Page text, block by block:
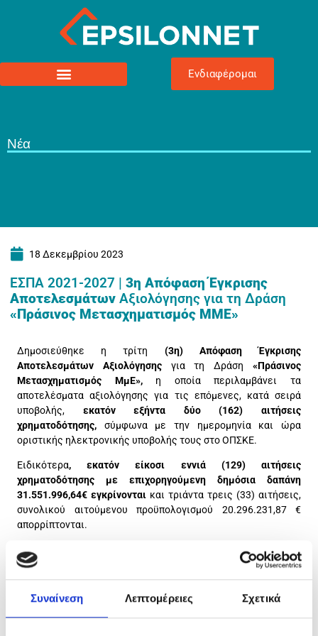
Συναίνεση Λεπτομέρειες Σχετικά
Ενδιαφέρομαι
Νέα
18 Δεκεμβρίου 2023
ΕΣΠΑ 2021-2027 | 3η Απόφαση Έγκρισης
Αποτελεσμάτων Αξιολόγησης για τη Δράση
«Πράσινος Μετασχηματισμός ΜΜΕ»
Δημοσιεύθηκε η τρίτη (3η) Απόφαση Έγκρισης
Αποτελεσμάτων Αξιολόγησηςγια τη Δράση«Πράσινος
Μετασχηματισμός ΜμΕ»,η οποία περιλαμβάνει τα
αποτελέσματα αξιολόγησης για τις επόμενες, κατά σειρά
υποβολής, εκατόν εξήντα δύο (162) αιτήσεις
χρηματοδότησης, σύμφωνα με την ημερομηνία και ώρα
οριστικής ηλεκτρονικής υποβολής τους στο ΟΠΣΚΕ.
Ειδικότερα, εκατόν είκοσι εννιά (129) αιτήσεις
χρηματοδότησης με επιχορηγούμενη δημόσια δαπάνη
31.551.996,64€ εγκρίνονται και τριάντα τρεις (33) αιτήσεις,
συνολικού αιτούμενου προϋπολογισμού 20.296.231,87 €
απορρίπτονται.
Με την παρούσα, τα συνολικά εγκεκριμένα έργα στη Δράση
ανέρχονται σε τριακόσια είκοσι οκτώ (328), με συνολική
δημόσια δαπάνη 84.848.635,19 € και το σύνολο των αιτήσεων,
για τις οποίες έχουν εκδοθεί αποτελέσματα αξιολόγησης